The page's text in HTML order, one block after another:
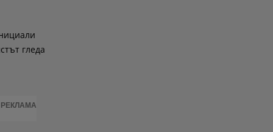
гледа
РЕКЛАМА